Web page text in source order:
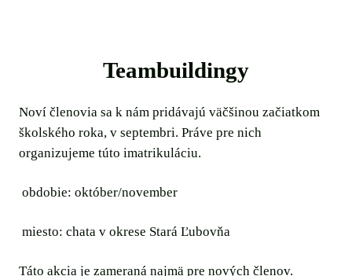
Teambuildingy
Noví členovia sa k nám pridávajú väčšinou začiatkom
školského roka, v septembri. Práve pre nich
organizujeme túto imatrikuláciu.
obdobie: október/november
miesto: chata v okrese Stará Ľubovňa
Táto akcia je zameraná najmä pre nových členov.